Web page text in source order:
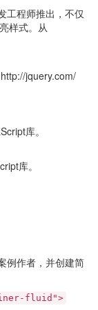
工程师推出，不仅
样式。从
jquery.com/
库。
库。
例作者，并创建简
fluid">